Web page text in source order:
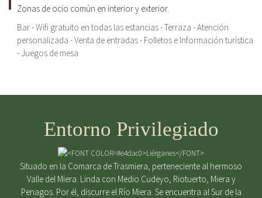
Zonas de ocio común en interior y exterior.
Bar - Wifi gratuito en todas las estancias - Terraza - Atención
personalizada - Venta de entradas - Folletos e Información turística
- Juegos de mesa
Entorno Privilegiado
Situado en la Comarca de Trasmiera, perteneciente al hermoso
Valle del Miera. Linda con Medio Cudeyo, Riotuerto, Miera y
Penagos. Por él, discurre el Río Miera. Se encuentra al Sur de la